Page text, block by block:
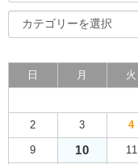
日 月 火
2 3 4
9 10 11